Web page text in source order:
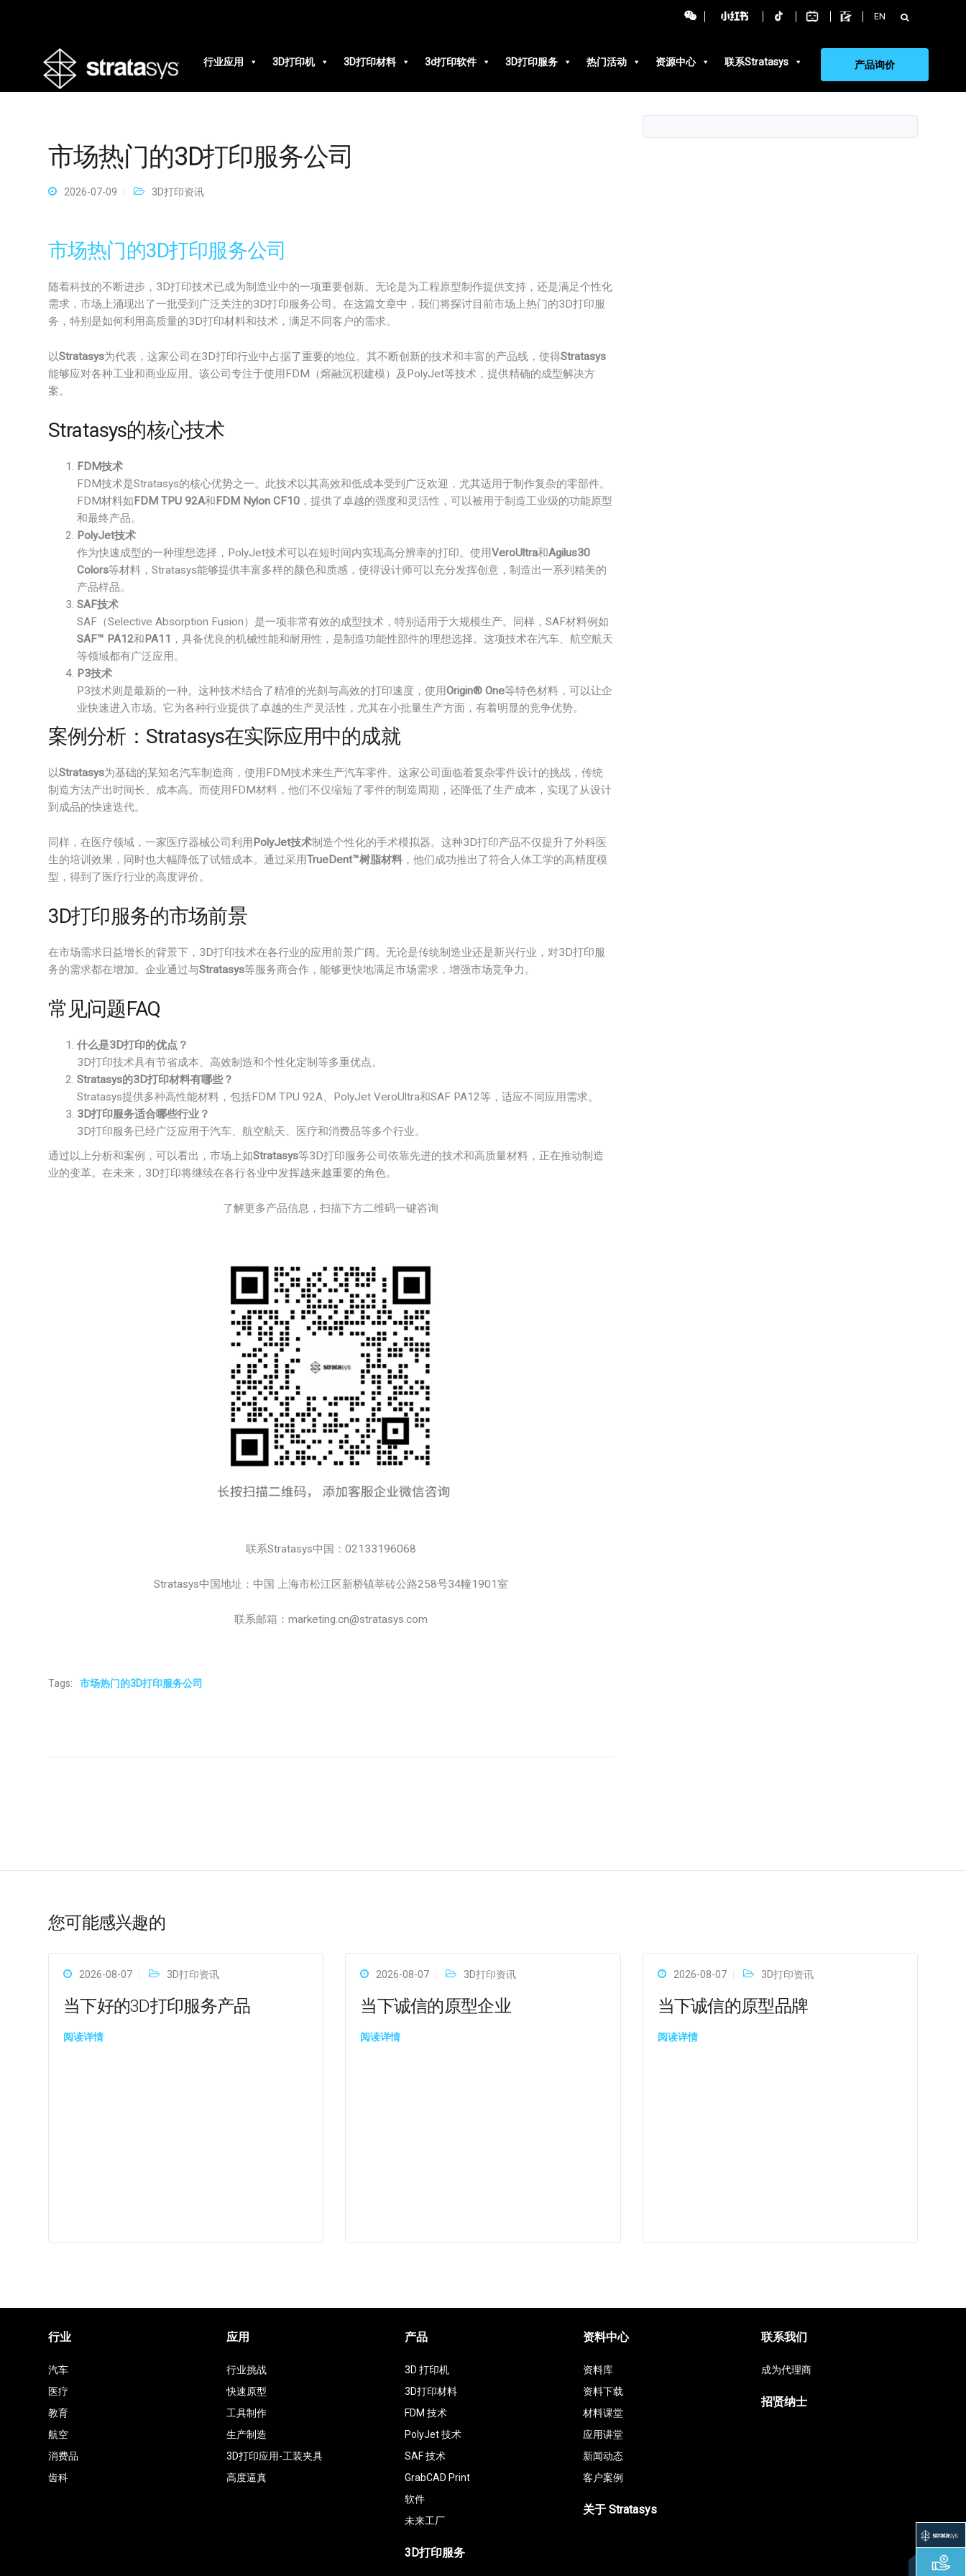
EN 搜
索：
行业应用
3D打印机 3D打印材料 3d打印软件 3D打印服务 热门活动 资源中心 联系Stratasys 产品询价
市场热门的3D打印服务公司
2026-07-09 3D打印资讯
市场热门的3D打印服务公司
随着科技的不断进步，3D打印技术已成为制造业中的一项重要创新。无论是为工程原型制作提供支持，还是满足个性化
需求，市场上涌现出了一批受到广泛关注的3D打印服务公司。在这篇文章中，我们将探讨目前市场上热门的3D打印服
务，特别是如何利用高质量的3D打印材料和技术，满足不同客户的需求。
以Stratasys为代表，这家公司在3D打印行业中占据了重要的地位。其不断创新的技术和丰富的产品线，使得Stratasys
能够应对各种工业和商业应用。该公司专注于使用FDM（熔融沉积建模）及PolyJet等技术，提供精确的成型解决方
案。
Stratasys的核心技术
FDM技术
FDM技术是Stratasys的核心优势之一。此技术以其高效和低成本受到广泛欢迎，尤其适用于制作复杂的零部件。
FDM材料如FDM TPU 92A和FDM Nylon CF10 ，提供了卓越的强度和灵活性，可以被用于制造工业级的功能原型
和最终产品。
PolyJet技术
作为快速成型的一种理想选择，PolyJet技术可以在短时间内实现高分辨率的打印。使用VeroUltra和Agilus30
Colors等材料，Stratasys能够提供丰富多样的颜色和质感，使得设计师可以充分发挥创意，制造出一系列精美的
产品样品。
SAF技术
SAF（Selective Absorption Fusion）是一项非常有效的成型技术，特别适用于大规模生产。同样，SAF材料例如
SAF™ PA12和PA11 ，具备优良的机械性能和耐用性，是制造功能性部件的理想选择。这项技术在汽车、航空航天
等领域都有广泛应用。
P3技术
P3技术则是最新的一种。这种技术结合了精准的光刻与高效的打印速度，使用Origin® One等特色材料，可以让企
业快速进入市场。它为各种行业提供了卓越的生产灵活性，尤其在小批量生产方面，有着明显的竞争优势。
案例分析：Stratasys在实际应用中的成就
以Stratasys为基础的某知名汽车制造商，使用FDM技术来生产汽车零件。这家公司面临着复杂零件设计的挑战，传统
制造方法产出时间长、成本高。而使用FDM材料，他们不仅缩短了零件的制造周期，还降低了生产成本，实现了从设计
到成品的快速迭代。
同样，在医疗领域，一家医疗器械公司利用 PolyJet技术制造个性化的手术模拟器。这种3D打印产品不仅提升了外科医
生的培训效果，同时也大幅降低了试错成本。通过采用TrueDent™树脂材料 ，他们成功推出了符合人体工学的高精度模
型，得到了医疗行业的高度评价。
3D打印服务的市场前景
在市场需求日益增长的背景下，3D打印技术在各行业的应用前景广阔。无论是传统制造业还是新兴行业，对3D打印服
务的需求都在增加。企业通过与Stratasys等服务商合作，能够更快地满足市场需求，增强市场竞争力。
常见问题FAQ
什么是3D打印的优点？
3D打印技术具有节省成本、高效制造和个性化定制等多重优点。
Stratasys的3D打印材料有哪些？
Stratasys提供多种高性能材料，包括FDM TPU 92A、PolyJet VeroUltra和SAF PA12等，适应不同应用需求。
3D打印服务适合哪些行业？
3D打印服务已经广泛应用于汽车、航空航天、医疗和消费品等多个行业。
通过以上分析和案例，可以看出，市场上如Stratasys等3D打印服务公司依靠先进的技术和高质量材料，正在推动制造
业的变革。在未来，3D打印将继续在各行各业中发挥越来越重要的角色。
了解更多产品信息，扫描下方二维码一键咨询
联系Stratasys中国：02133196068
Stratasys中国地址：中国 上海市松江区新桥镇莘砖公路258号34幢1901室
联系邮箱：marketing.cn@stratasys.com
Tags: 市场热门的3D打印服务公司
您可能感兴趣的
2026-08-07 3D打印资讯
当下好的3D打印服务产品
阅读详情
2026-08-07 3D打印资讯
当下诚信的原型企业
阅读详情
2026-08-07 3D打印资讯
当下诚信的原型品牌
阅读详情
行业
汽车
医疗
教育
航空
消费品
齿科
应用
行业挑战
快速原型
工具制作
生产制造
3D打印应用-工装夹具
高度逼真
产品
3D 打印机
3D打印材料
FDM 技术
PolyJet 技术
SAF 技术
GrabCAD Print
软件
未来工厂
3D打印服务
资料中心
资料库
资料下载
材料课堂
应用讲堂
新闻动态
客户案例
关于 Stratasys
联系我们
成为代理商
招贤纳士